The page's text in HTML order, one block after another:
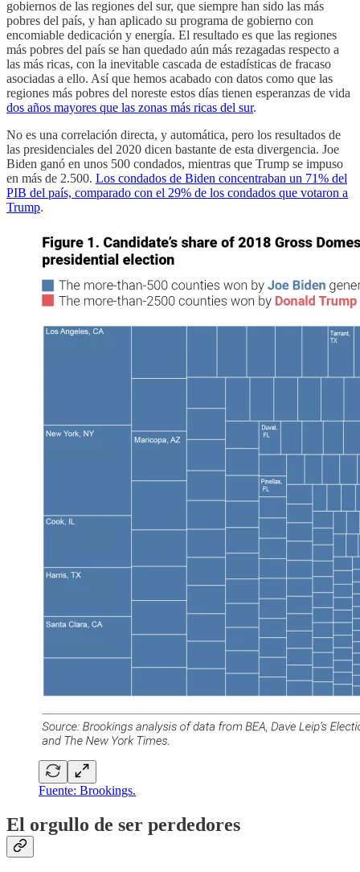
gobiernos de las regiones del sur, que siempre han sido las más
pobres del país, y han aplicado su programa de gobierno con
encomiable dedicación y energía. El resultado es que las regiones
más pobres del país se han quedado aún más rezagadas respecto a
las más ricas, con la inevitable cascada de estadísticas de fracaso
asociadas a ello. Así que hemos acabado con datos como que las
regiones más pobres del noreste estos días tienen esperanzas de vida
dos años mayores que las zonas más ricas del sur.
No es una correlación directa, y automática, pero los resultados de
las presidenciales del 2020 dicen bastante de esta divergencia. Joe
Biden ganó en unos 500 condados, mientras que Trump se impuso
en más de 2.500. Los condados de Biden concentraban un 71% del
PIB del país, comparado con el 29% de los condados que votaron a
Trump.
Fuente: Brookings.
El orgullo de ser perdedores